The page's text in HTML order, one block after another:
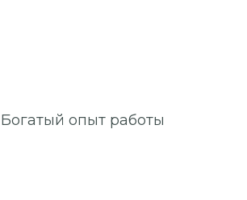
Богатый опыт работы